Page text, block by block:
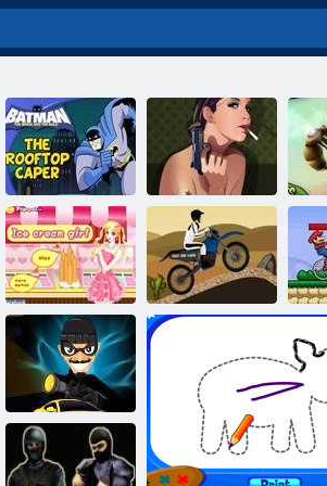
Batman sur le
toit
REPRÉSAILLES
Fille avec de la
crème glacée
Fou Conduire
une moto
Un voleur dans